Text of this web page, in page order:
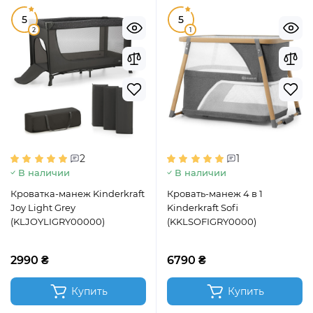
5
2
2
В наличии
Кроватка-манеж Kinderkraft
Joy Light Grey
(KLJOYLIGRY00000)
2990 ₴
Купить
5
1
1
В наличии
Кровать-манеж 4 в 1
Kinderkraft Sofi
(KKLSOFIGRY0000)
6790 ₴
Купить